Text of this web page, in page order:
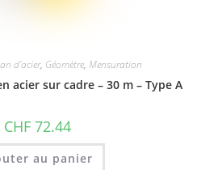
d'acier, Géomètre, Mensuration
acier sur cadre – 30 m – Type A
CHF72.44
au panier